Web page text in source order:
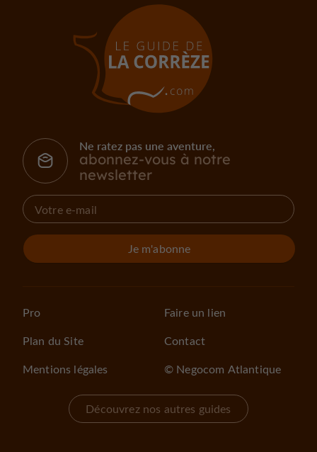
Ne ratez pas une aventure,
abonnez-vous à notre
newsletter
Je m'abonne
Pro
Plan du Site
Mentions légales
Faire un lien
Contact
© Negocom Atlantique
Découvrez nos autres guides